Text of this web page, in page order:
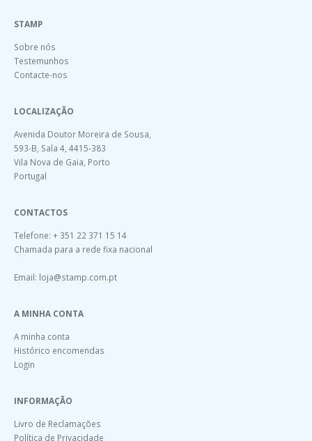
STAMP
Sobre nós
Testemunhos
Contacte-nos
LOCALIZAÇÃO
Avenida Doutor Moreira de Sousa,
593-B, Sala 4, 4415-383
Vila Nova de Gaia, Porto
Portugal
CONTACTOS
Telefone: + 351 22 371 15 14
Chamada para a rede fixa nacional
Email: loja@stamp.com.pt
A MINHA CONTA
A minha conta
Histórico encomendas
Login
INFORMAÇÃO
Livro de Reclamações
Política de Privacidade